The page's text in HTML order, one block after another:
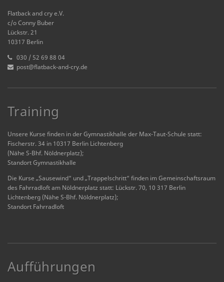
Flatback and cry e.V.
c/o Conny Buber
Lückstr. 21
10317 Berlin
030 / 52 69 88 04
post@flatback-and-cry.de
Training
Unsere Kurse finden in der Gymnastikhalle der Max-Taut-Schule statt:
Fischerstr. 34 in 10317 Berlin Lichtenberg
(Nähe S-Bhf. Nöldnerplatz);
Standort Gymnastikhalle
Die Kurse „Sausewind“ und „Trappelschritt“ finden im Gemeinschaftsraum
des Fahrradloft am Nöldnerplatz statt: Lückstr. 70, 10 317 Berlin
Lichtenberg (Nähe S-Bhf. Nöldnerplatz);
Standort Fahrradloft
Aufführungen